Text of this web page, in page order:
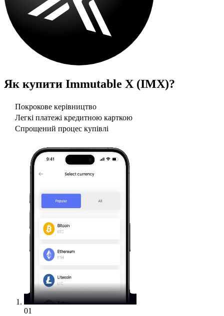
Як купити Immutable X (IMX)?
Покрокове керівництво
Легкі платежі кредитною карткою
Спрощений процес купівлі
01